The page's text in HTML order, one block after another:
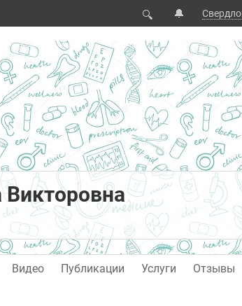
🔍 🔔
Видео Публикации Услуги Отзывы